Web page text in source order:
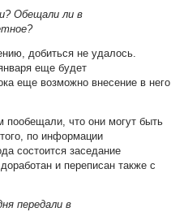
Обещали ли в
добиться не удалось.
еще будет
еще возможно внесение в него
что они могут быть
по информации
состоится заседание
и переписан также с
передали в